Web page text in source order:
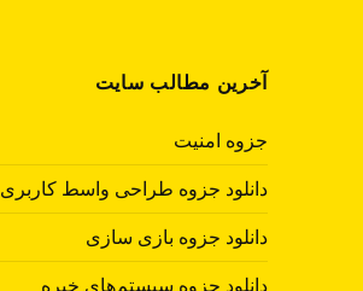
آخرین مطالب سایت
جزوه امنیت
دانلود جزوه طراحی واسط کاربری
دانلود جزوه بازی سازی
دانلود جزوه سیستم‌های خبره